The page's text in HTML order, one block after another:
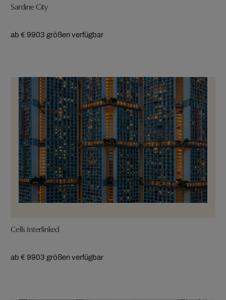
Sardine City
ab € 9903 größen verfügbar
Cells Interlinked
ab € 9903 größen verfügbar